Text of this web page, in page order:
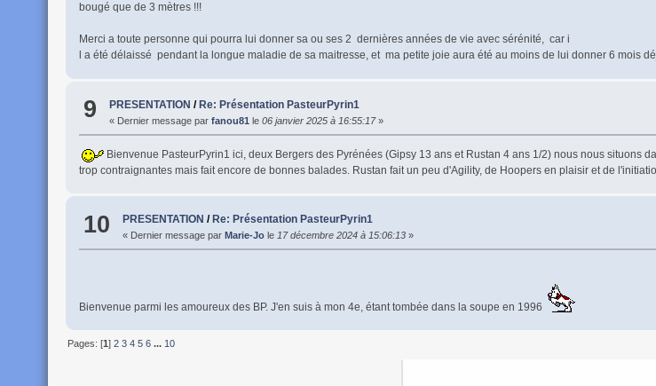
bougé que de 3 mètres !!!
Merci a toute personne qui pourra lui donner sa ou ses 2 dernières années de vie avec sérénité, car i
l a été délaissé pendant la longue maladie de sa maitresse, et ma petite joie aura été au moins de lui donner 6 mois
9 PRESENTATION /Re: Présentation PasteurPyrin1
« Dernier message par fanou81 le06 janvier 2025 à 16:55:17»
Bienvenue PasteurPyrin1 ici, deux Bergers des Pyrénées (Gipsy 13 ans et Rustan 4 ans 1/2) nous nous situons
trop contraignantes mais fait encore de bonnes balades. Rustan fait un peu d'Agility, de Hoopers en plaisir et de
10 PRESENTATION / Re: Présentation PasteurPyrin1
« Dernier message par Marie-Jo le17 décembre 2024 à 15:06:13»
Bienvenue parmi les amoureux des BP. J'en suis à mon 4e, étant tombée dans la soupe en 1996
Pages: [1] 2 3 4 5 6 ... 10